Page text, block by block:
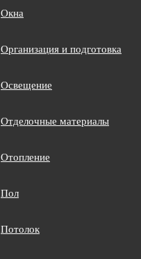
Окна
Организация и подготовка
Освещение
Отделочные материалы
Отопление
Пол
Потолок